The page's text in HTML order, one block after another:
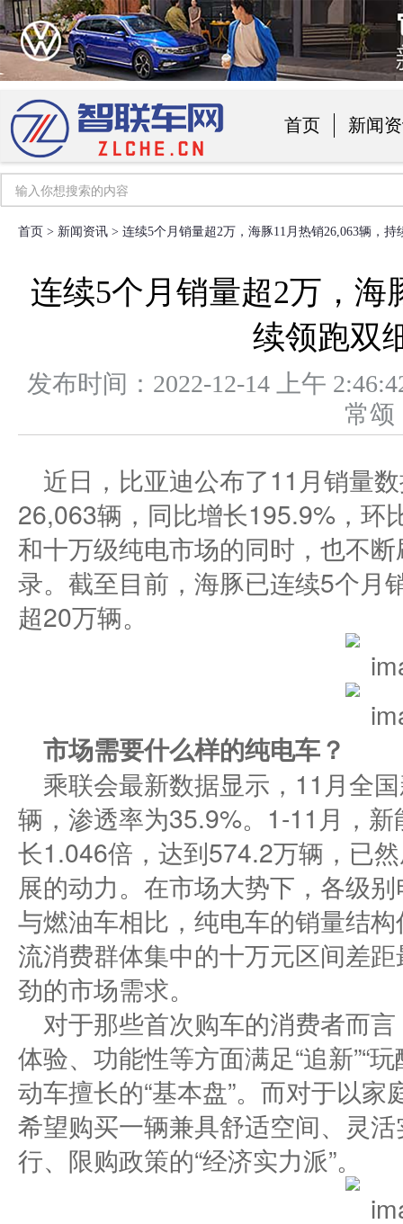
首页 新闻
首页 > 新闻资讯 > 连续5个月销量超2万，海豚11月热销26,063辆，持
连续5个月销量超2万，海
续领跑双
发布时间：2022-12-14 上午
常
近日，比亚迪公布了11月销量
26,063辆，同比增长195.9%，环
和十万级纯电市场的同时，也不
录。截至目前，海豚已连续5个月
超20万辆。
市场需要什么样的纯电车？
乘联会最新数据显示，11月全
辆，渗透率为35.9%。1-11月，
长1.046倍，达到574.2万辆，已
展的动力。在市场大势下，各级
与燃油车相比，纯电车的销量结
流消费群体集中的十万元区间差
劲的市场需求。
对于那些首次购车的消费者而
体验、功能性等方面满足“追新”“
动车擅长的“基本盘”。而对于以
希望购买一辆兼具舒适空间、灵
行、限购政策的“经济实力派”。